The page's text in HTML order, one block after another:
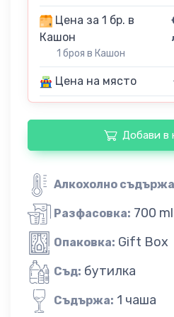
Цена за 1 бр. в
Кашон
1 броя в Кашон
Цена на място
Добави в
Алкохолно
Разфасовка: 700 ml
Опаковка: Gift Box
Съд: бутилка
Съдържа: 1 чаша